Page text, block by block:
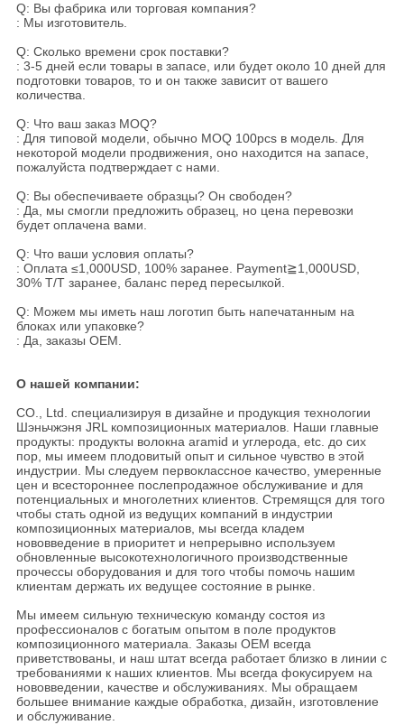
Q: Вы фабрика или торговая компания?
: Мы изготовитель.
Q: Сколько времени срок поставки?
: 3-5 дней если товары в запасе, или будет около 10 дней для
подготовки товаров, то и он также зависит от вашего
количества.
Q: Что ваш заказ MOQ?
: Для типовой модели, обычно MOQ 100pcs в модель. Для
некоторой модели продвижения, оно находится на запасе,
пожалуйста подтверждает с нами.
Q: Вы обеспечиваете образцы? Он свободен?
: Да, мы смогли предложить образец, но цена перевозки
будет оплачена вами.
Q: Что ваши условия оплаты?
: Оплата ≤1,000USD, 100% заранее. Payment≧1,000USD,
30% T/T заранее, баланс перед пересылкой.
Q: Можем мы иметь наш логотип быть напечатанным на
блоках или упаковке?
: Да, заказы OEM.
О нашей компании:
CO., Ltd. специализируя в дизайне и продукция технологии
Шэньчжэня JRL композиционных материалов. Наши главные
продукты: продукты волокна aramid и углерода, etc. до сих
пор, мы имеем плодовитый опыт и сильное чувство в этой
индустрии. Мы следуем первоклассное качество, умеренные
цен и всестороннее послепродажное обслуживание и для
потенциальных и многолетних клиентов. Стремящся для того
чтобы стать одной из ведущих компаний в индустрии
композиционных материалов, мы всегда кладем
нововведение в приоритет и непрерывно используем
обновленные высокотехнологичного производственные
прочессы оборудования и для того чтобы помочь нашим
клиентам держать их ведущее состояние в рынке.
Мы имеем сильную техническую команду состоя из
профессионалов с богатым опытом в поле продуктов
композиционного материала. Заказы OEM всегда
приветствованы, и наш штат всегда работает близко в линии с
требованиями к наших клиентов. Мы всегда фокусируем на
нововведении, качестве и обслуживаниях. Мы обращаем
большее внимание каждые обработка, дизайн, изготовление
и обслуживание.